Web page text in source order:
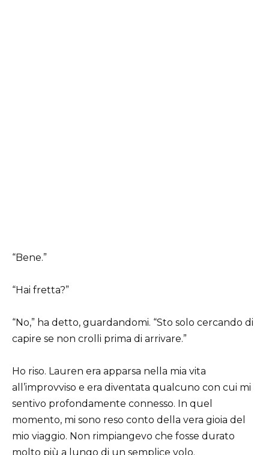
“Bene.”
“Hai fretta?”
“No,” ha detto, guardandomi. “Sto solo cercando di
capire se non crolli prima di arrivare.”
Ho riso. Lauren era apparsa nella mia vita
all’improvviso e era diventata qualcuno con cui mi
sentivo profondamente connesso. In quel
momento, mi sono reso conto della vera gioia del
mio viaggio. Non rimpiangevo che fosse durato
molto più a lungo di un semplice volo.